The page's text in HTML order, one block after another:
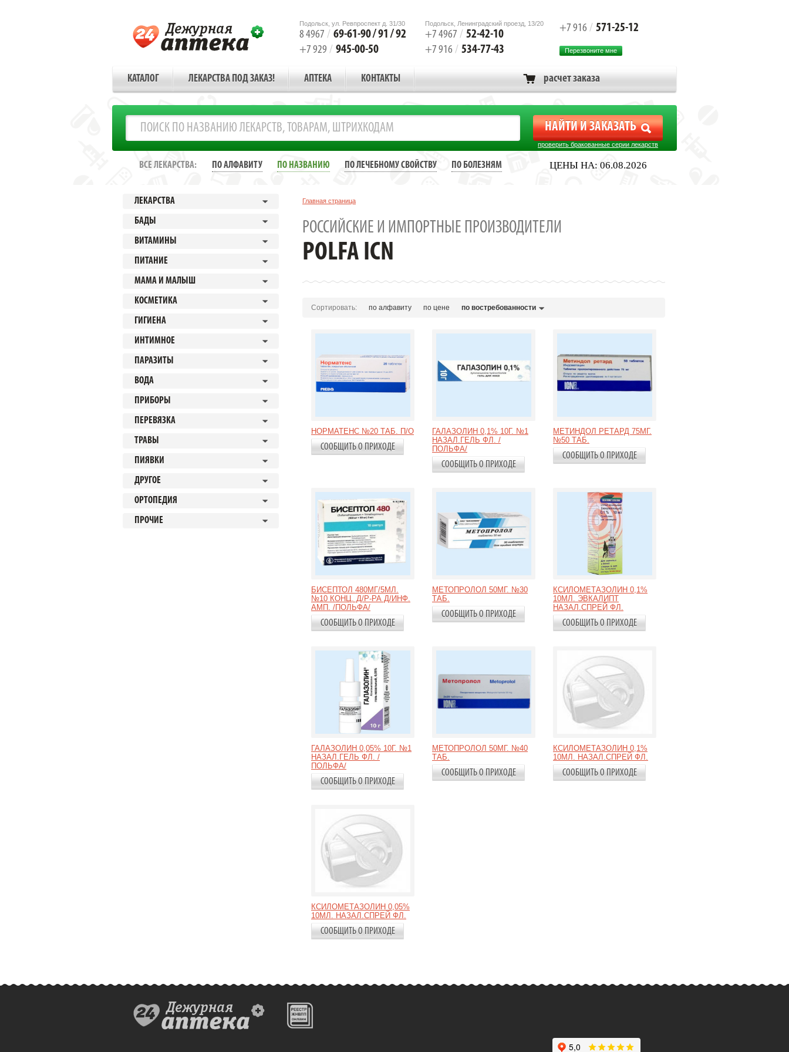
Подольск, ул. Ревпроспект д. 31/30
8 4967 / 69-61-90 / 91 / 92
+7 929 / 945-00-50
Подольск, Ленинградский проезд, 13/20
+7 4967 / 52-42-10
+7 916 / 534-77-43
+7 916 / 571-25-12
Перезвоните мне
КАТАЛОГ ЛЕКАРСТВА ПОД ЗАКАЗ! АПТЕКА КОНТАКТЫ расчет заказа
проверить бракованные серии лекарств
ЦЕНЫ НА: 06.08.2026
ВСЕ ЛЕКАРСТВА: ПО АЛФАВИТУ ПО НАЗВАНИЮ ПО ЛЕЧЕБНОМУ СВОЙСТВУ ПО БОЛЕЗНЯМ
ЛЕКАРСТВА
БАДЫ
ВИТАМИНЫ
ПИТАНИЕ
МАМА И МАЛЫШ
КОСМЕТИКА
ГИГИЕНА
ИНТИМНОЕ
ПАРАЗИТЫ
ВОДА
ПРИБОРЫ
ПЕРЕВЯЗКА
ТРАВЫ
ПИЯВКИ
ДРУГОЕ
ОРТОПЕДИЯ
ПРОЧИЕ
Главная страница
РОССИЙСКИЕ И ИМПОРТНЫЕ ПРОИЗВОДИТЕЛИ
POLFA ICN
Сортировать: по алфавиту по цене по востребованности
НОРМАТЕНС №20 ТАБ. П/О
СООБЩИТЬ О ПРИХОДЕ
ГАЛАЗОЛИН 0,1% 10Г. №1
НАЗАЛ.ГЕЛЬ ФЛ. /
ПОЛЬФА/
СООБЩИТЬ О ПРИХОДЕ
МЕТИНДОЛ РЕТАРД 75МГ.
№50 ТАБ.
СООБЩИТЬ О ПРИХОДЕ
БИСЕПТОЛ 480МГ/5МЛ.
№10 КОНЦ. Д/Р-РА Д/ИНФ.
АМП. /ПОЛЬФА/
СООБЩИТЬ О ПРИХОДЕ
МЕТОПРОЛОЛ 50МГ. №30
ТАБ.
СООБЩИТЬ О ПРИХОДЕ
КСИЛОМЕТАЗОЛИН 0,1%
10МЛ. ЭВКАЛИПТ
НАЗАЛ.СПРЕЙ ФЛ.
СООБЩИТЬ О ПРИХОДЕ
ГАЛАЗОЛИН 0,05% 10Г. №1
НАЗАЛ.ГЕЛЬ ФЛ. /
ПОЛЬФА/
СООБЩИТЬ О ПРИХОДЕ
МЕТОПРОЛОЛ 50МГ. №40
ТАБ.
СООБЩИТЬ О ПРИХОДЕ
КСИЛОМЕТАЗОЛИН 0,1%
10МЛ. НАЗАЛ.СПРЕЙ ФЛ.
СООБЩИТЬ О ПРИХОДЕ
КСИЛОМЕТАЗОЛИН 0,05%
10МЛ. НАЗАЛ.СПРЕЙ ФЛ.
СООБЩИТЬ О ПРИХОДЕ